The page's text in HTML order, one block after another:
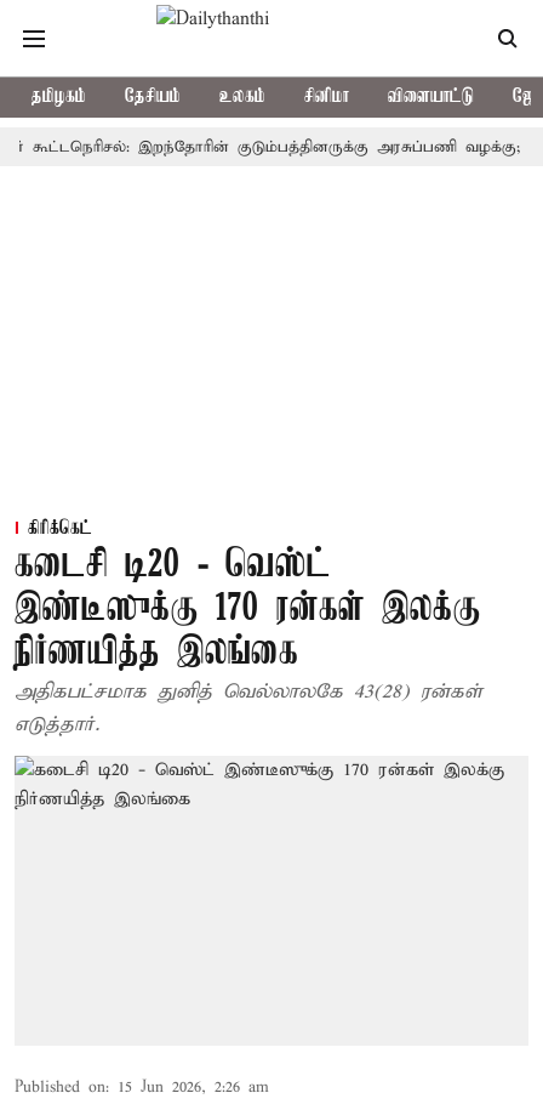
தமிழகம் தேசியம் உலகம் சினிமா விளையாட்டு
இறந்தோரின் குடும்பத்தினருக்கு அரசுப்பணி வழக்கு; வரும்
கிரிக்கெட்
கடைசி டி20 - வெஸ்ட்
இண்டீஸுக்கு 170 ரன்கள் இலக்கு
நிர்ணயித்த இலங்கை
அதிகபட்சமாக துனித் வெல்லாலகே 43(28) ரன்கள்
எடுத்தார்.
Published on: 15 Jun 2026, 2:26 am